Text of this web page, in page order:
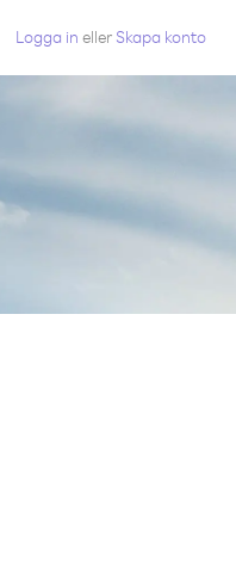
Logga in eller Skapa konto